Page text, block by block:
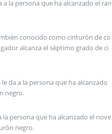
la persona que ha alcanzado el ran
conocido como cinturón de co
alcanza el séptimo grado de ci
da a la persona que ha alcanzado
negro.
persona que ha alcanzado el nove
negro.